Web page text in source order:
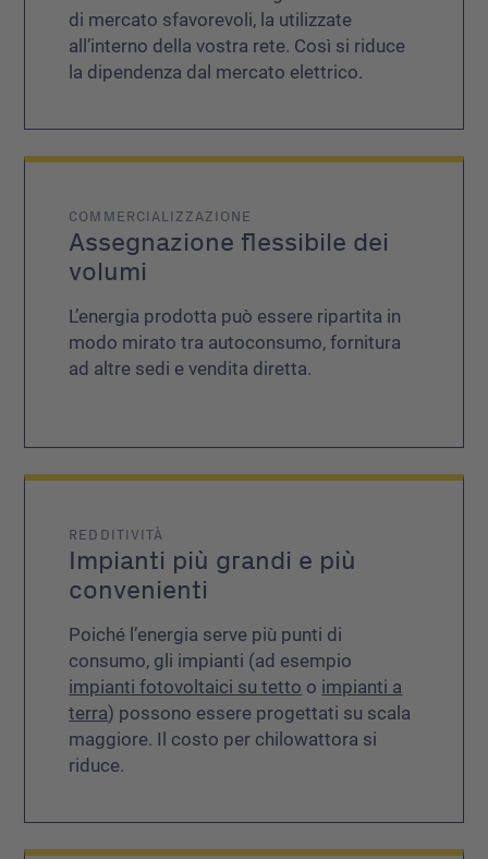
di mercato sfavorevoli, la utilizzate
all’interno della vostra rete. Così si riduce
la dipendenza dal mercato elettrico.
COMMERCIALIZZAZIONE
Assegnazione flessibile dei
volumi
L’energia prodotta può essere ripartita in
modo mirato tra autoconsumo, fornitura
ad altre sedi e vendita diretta.
REDDITIVITÀ
Impianti più grandi e più
convenienti
Poiché l’energia serve più punti di
consumo, gli impianti (ad esempio
impianti fotovoltaici su tetto o impianti a
terra) possono essere progettati su scala
maggiore. Il costo per chilowattora si
riduce.